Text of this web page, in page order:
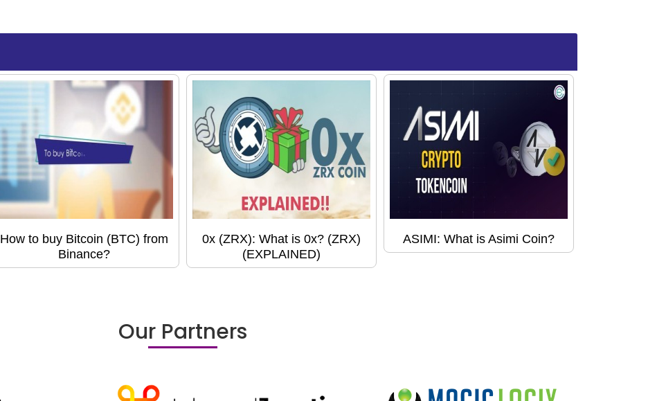
How to buy Bitcoin (BTC) from
Binance?
0x (ZRX): What is 0x? (ZRX)
(EXPLAINED)
ASIMI: What is Asimi Coin?
Our Partners